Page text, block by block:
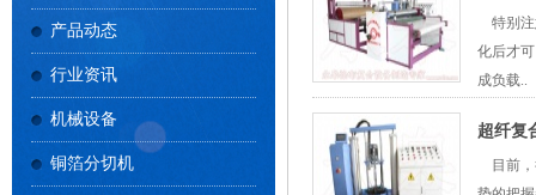
产品动态
行业资讯
机械设备
铜箔分切机
特别注
化后才
成负载..
超纤复
目前，